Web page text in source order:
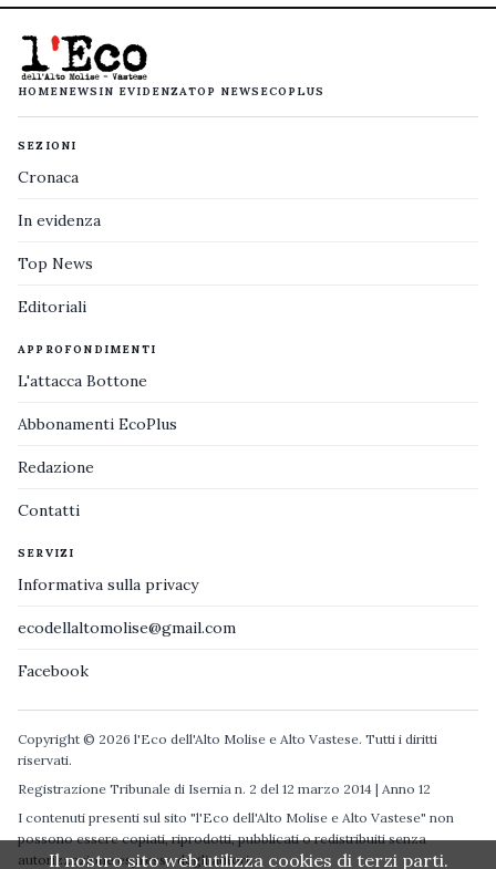
HOMENEWS IN EVIDENZATOP NEWS ECOPLUS
SEZIONI
Cronaca
In evidenza
Top News
Editoriali
APPROFONDIMENTI
L'attacca Bottone
Abbonamenti EcoPlus
Redazione
Contatti
SERVIZI
Informativa sulla privacy
ecodellaltomolise@gmail.com
Facebook
Copyright © 2026 l'Eco dell'Alto Molise e Alto Vastese. Tutti i diritti
riservati.
Registrazione Tribunale di Isernia n. 2 del 12 marzo 2014 | Anno 12
I contenuti presenti sul sito "l'Eco dell'Alto Molise e Alto Vastese" non
possono essere copiati, riprodotti, pubblicati o redistribuiti senza
autorizzazione espressa degli autori.
Il nostro sito web utilizza cookies di terzi parti.